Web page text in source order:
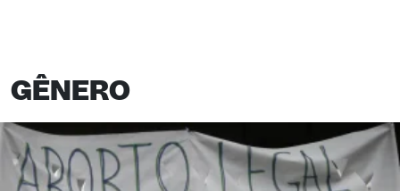
GÊNERO